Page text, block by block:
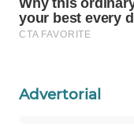
Advertorial
MASYARAKAT
WALINKI